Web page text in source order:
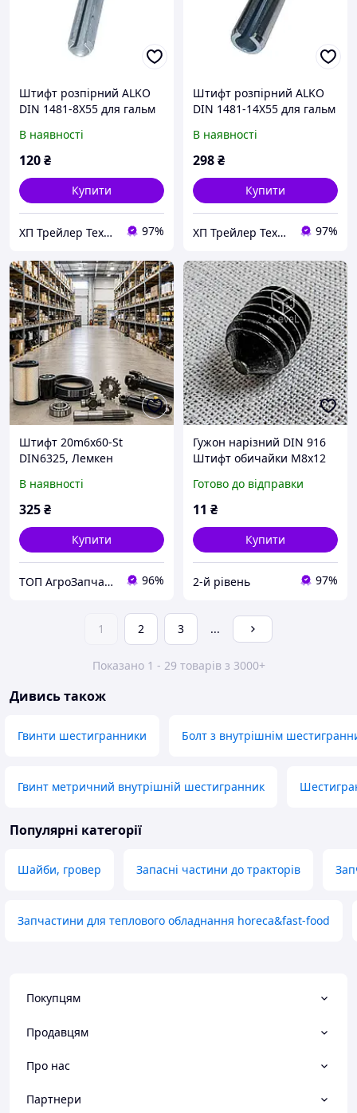
Штифт розпірний ALKO
DIN 1481-8X55 для гальм
702369
В наявності
120₴
Купити
ХП Трейлер Технік 97%
Штифт розпірний ALKO
DIN 1481-14X55 для гальм
706296
В наявності
298₴
Купити
ХП Трейлер Технік 97%
Штифт 20m6x60-St
DIN6325, Лемкен
В наявності
325₴
Купити
ТОП АгроЗапчастина 96%
Гужон нарізний DIN 916
Штифт обичайки M8x12
з внутрішнім
шестигранником Штифт
Готово до відправки
11 ₴
Купити
2-й рівень 97%
1 2 3 ...
Показано 1 - 29 товарів з 3000+
Дивись також
Гвинти шестигранники Болт з внутрішнім
Гвинт метричний внутрішній шестигранник
Популярні категорії
Шайби, гровер Запасні частини до тракторів
Запчастини для теплового обладнання horeca&fast-food
Покупцям
Продавцям
Про нас
Партнери